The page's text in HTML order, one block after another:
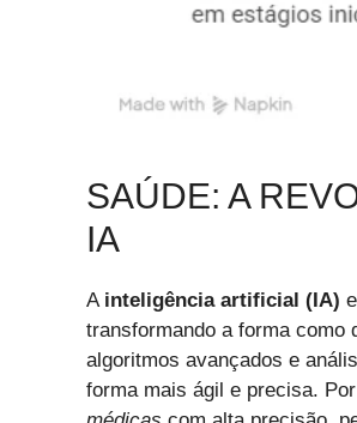
SAÚDE: A
IA
A inteligência artificial (IA)
transformando a forma como
algoritmos avançados e
forma mais ágil e precisa.